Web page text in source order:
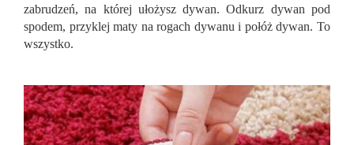
zabrudzeń, na której ułożysz dywan. Odkurz dywan pod
spodem, przyklej maty na rogach dywanu i połóż dywan. To
wszystko.